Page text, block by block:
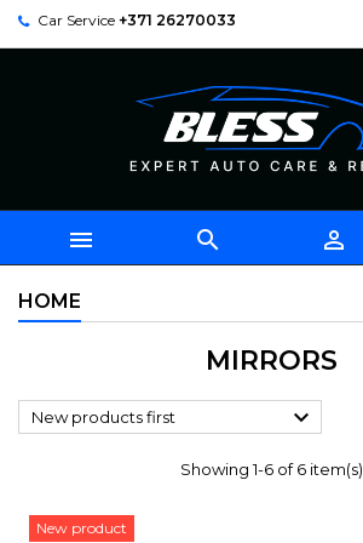
Car Service +371 26270033
  
HOME
MIRRORS
New products first 
Showing 1-6 of 6 item(s)
New product